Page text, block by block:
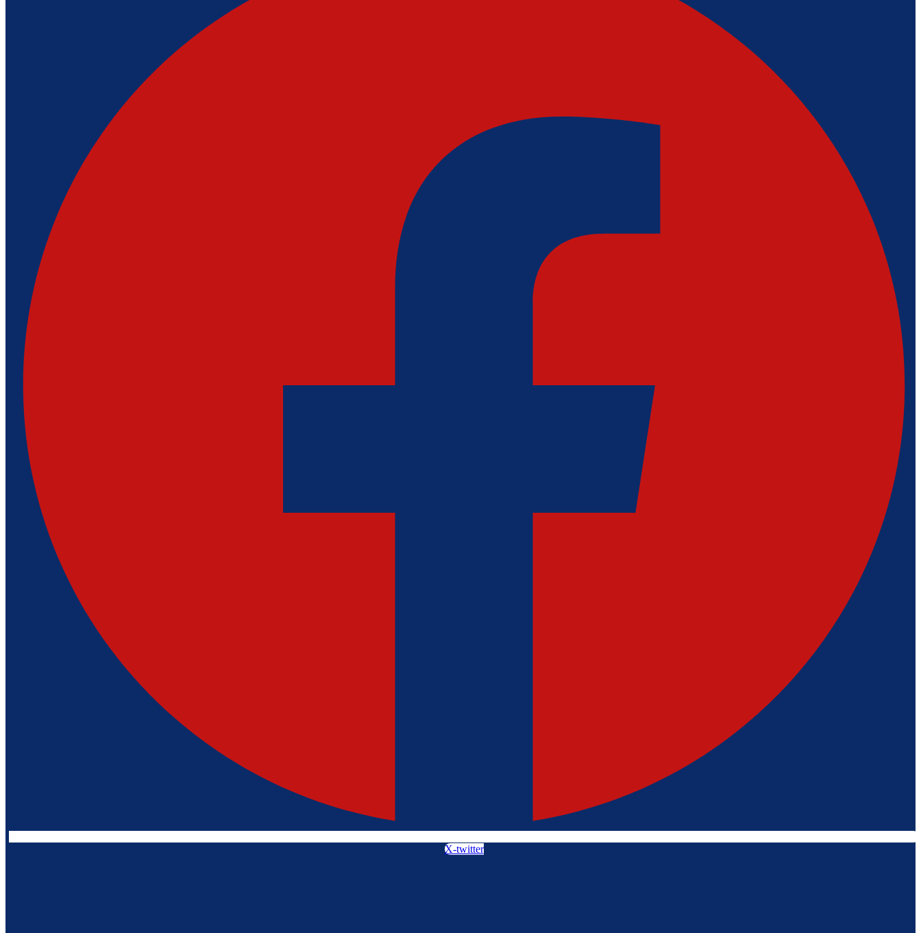
X-twitter